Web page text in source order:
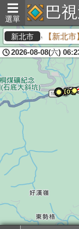
選單 巴
新北市 【新北
2026-08-08(六)